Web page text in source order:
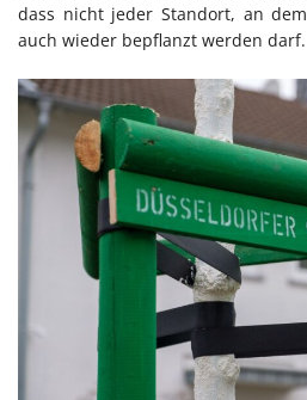
dass nicht jeder Standort, an
auch wieder bepflanzt werden darf.